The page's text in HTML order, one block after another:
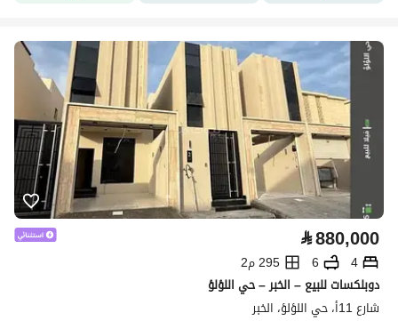
⃁880,000
4
6
295 م2
دوبلكسات للبيع – الخبر – حي اللؤلؤ
شارع 11أ، حي اللؤلؤ، الخبر